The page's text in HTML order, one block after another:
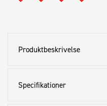
Produktbeskrivelse
Specifikationer